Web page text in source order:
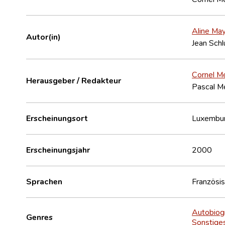
Autor(in)
Aline
Jean
Herausgeber / Redakteur
Cornel
Pascal
Erscheinungsort
Erscheinungsjahr 2000
Sprachen
Genres